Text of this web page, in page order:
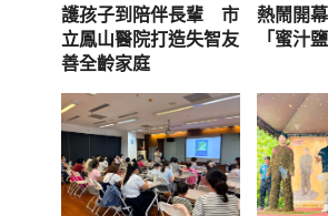
護孩子到陪伴長輩 市
立鳳山醫院打造失智友
善全齡家庭
熱鬧開
「蜜汁